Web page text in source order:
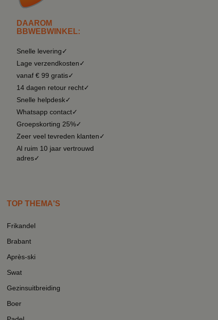
DAAROM
BBWEBWINKEL:
Snelle levering✓
Lage verzendkosten✓
vanaf € 99 gratis✓
14 dagen retour recht✓
Snelle helpdesk✓
Whatsapp contact✓
Groepskorting 25%✓
Zeer veel tevreden klanten✓
Al ruim 10 jaar vertrouwd
adres✓
TOP THEMA'S
Frikandel
Brabant
Après-ski
Swat
Gezinsuitbreiding
Boer